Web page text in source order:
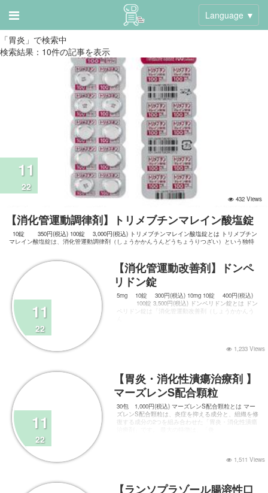
Language ▼
「胃炎」で検索中
検索結果：10件の記事を表示
11
22
432 Views
【消化管運動調律剤】トリメブチンマレイン酸塩錠
10錠 350円(税込) 100錠 3,000円(税込) トリメブチンマレイン酸塩錠とは トリメブチン
マレイン酸塩錠は、消化管運動調律剤（しょうかかんうんどうちょうりつざい）という独特
11
22
【消化管運動改善剤】ドンペ
リドン錠
1,233 Views
5mg 10錠 300円(税込) 10mg 10錠 400円(税込)
100錠 3,500円(税込) ドンペリドン錠とは ドン
ペリドン錠は「消化管運動改善剤（しょうかかんう
11
22
【胃炎・消化性潰瘍治療剤 】
マーズレンS配合顆粒
1,511 Views
30包 1,000円(税込) マーズレンS配合顆粒とは マー
ズレンS配合顆粒は、炎症を抑える成分と、組織を修
復する成分の2つを組み合わせた「胃炎・消化性潰瘍
【ランソプラゾール腸溶性口